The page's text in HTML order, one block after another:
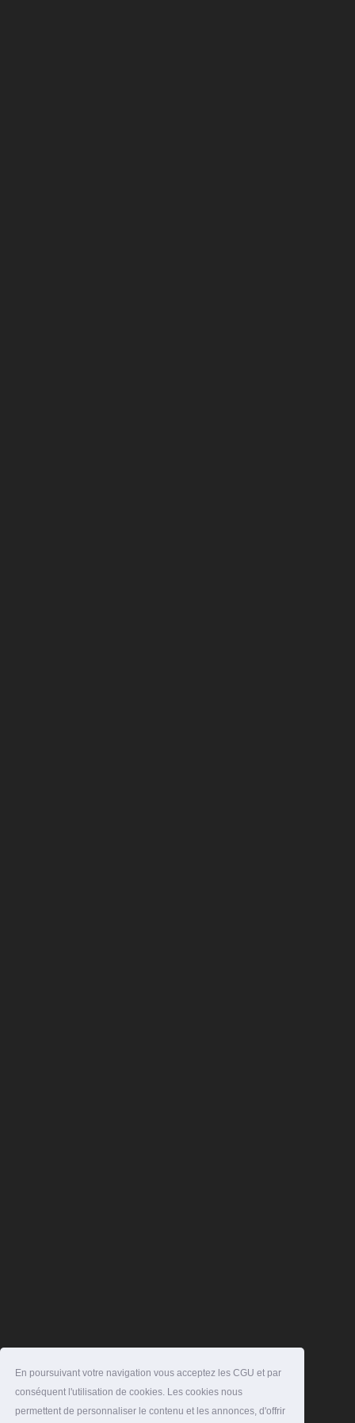
En poursuivant votre navigation vous acceptez les CGU et par
conséquent l'utilisation de cookies. Les cookies nous
permettent de personnaliser le contenu et les annonces, d'offrir